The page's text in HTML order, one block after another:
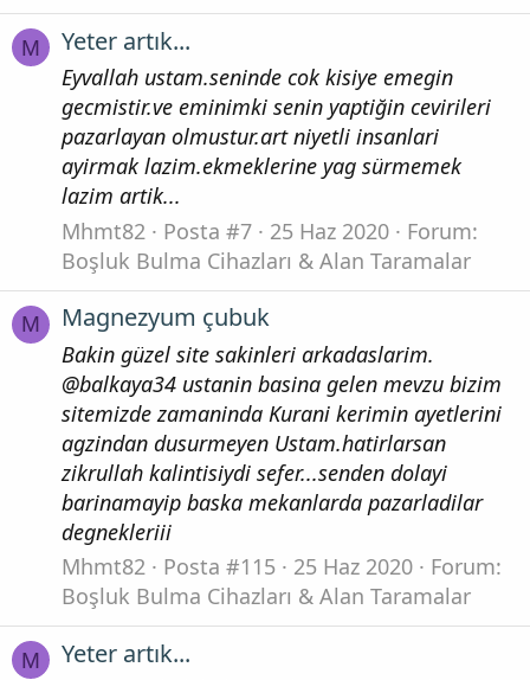
M Yeter artık...
Eyvallah ustam.seninde cok kisiye emegin
gecmistir.ve eminimki senin yaptiğin cevirileri
pazarlayan olmustur.art niyetli insanlari
ayirmak lazim.ekmeklerine yag sürmemek
lazim artik...
Mhmt82
Posta #7 25 Haz 2020
Forum:
Boşluk Bulma Cihazları & Alan Taramalar
M Magnezyum çubuk
Bakin güzel site sakinleri arkadaslarim.
@balkaya34 ustanin basina gelen mevzu bizim
sitemizde zamaninda Kurani kerimin ayetlerini
agzindan dusurmeyen Ustam.hatirlarsan
zikrullah kalintisiydi sefer...senden dolayi
barinamayip baska mekanlarda pazarladilar
degnekleriii
Mhmt82
Posta #115 25 Haz 2020
Forum:
Boşluk Bulma Cihazları & Alan Taramalar
M Yeter artık...